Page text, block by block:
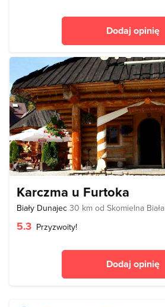
Dodaj opinię
Karczma u Furtoka
Biały Dunajec 30 km od Skomielna Biała
5.3 Przyzwoity!
Dodaj opinię